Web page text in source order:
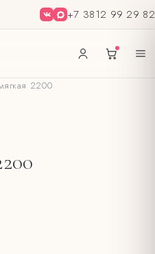
+7 3812 99 29 82
2200